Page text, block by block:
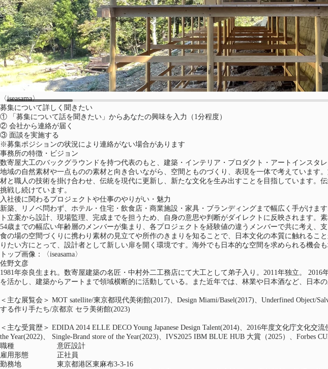
〈iseasama〉
募集について詳しく聞きたい（新しいタブで開く）
①
「募集について話を聞きたい」からあなたの興味を入力（1分程度）
② 会社から連絡が届く
③ 面談を実施する
※募集ポジションの状況により連絡がない場合があります
事務所の特徴・ビジョン
数寄屋大工のバックグラウンドを持つ代表のもと、建築・インテリア・プロダクト・アートインスタ
地域の自然素材や一点ものの素材と向き合いながら、空間とものづくり、表現を一体で考えていま
材と職人の技術を掛け合わせ、伝統を現代に更新し、新たな文化を生み出すことを目指しています
挑戦し続けています。
入社後に関わるプロジェクトや仕事のやりがい・魅力
新築、リノベ問わず、ホテル・住宅・飲食店・商業施設・家具・ブランディングまで幅広く手がけ
ト立案から設計、現場監理、完成までを担うため、自身の意思や判断がダイレクトに反映されます
54歳までの幅広い年齢層のメンバーが集まり、各プロジェクトを経験値の違うメンバーで共に考え
食の場の空間づくりに携わり素材の見立てや所作のきまりを知ることで、日本文化の本質に触れる
りたい方にとって、設計者として新しい扉を開く環境です。海外でも日本的な空間を求められる機会
トップ画像：〈iseasama〉
佐野文彦
1981年奈良生まれ。数寄屋建築の名匠・中村外二工務店にて大工として弟子入り。2011年独立。
を活かし、建築からアートまで領域横断的に活動している。また近年では、林業や日本酒など、日本
＜主な展覧会＞ MOT satellite/東京都現代美術館(2017)、Design Miami/Basel(2017)、Underfined Object/
する作り手たち/京都京 セラ美術館(2023)
＜主な受賞歴＞ EDIDA 2014 ELLE DECO Young Japanese Design Talent(2014)、2016年度文化庁文化
the Year(2022)、 Single-Brand store of the Year(2023)、IVS2025 IBM BLUE HUB 大賞（2025）、Forbes
職種
意匠設計
雇用形態
正社員
勤務地
東京都港区東麻布3-3-16